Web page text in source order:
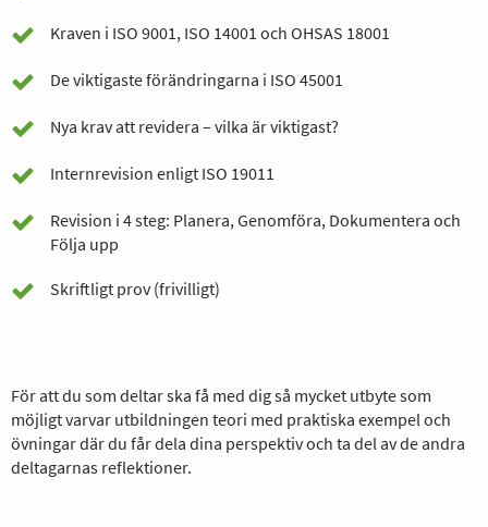
Kraven i ISO 9001, ISO 14001 och OHSAS 18001
De viktigaste förändringarna i ISO 45001
Nya krav att revidera – vilka är viktigast?
Internrevision enligt ISO 19011
Revision i 4 steg: Planera, Genomföra, Dokumentera och
Följa upp
Skriftligt prov (frivilligt)
För att du som deltar ska få med dig så mycket utbyte som
möjligt varvar utbildningen teori med praktiska exempel och
övningar där du får dela dina perspektiv och ta del av de andra
deltagarnas reflektioner.